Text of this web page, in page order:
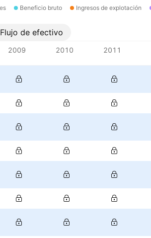
Beneficio bruto Ingresos de explotación
Flujo de efectivo
2009 2010 2011